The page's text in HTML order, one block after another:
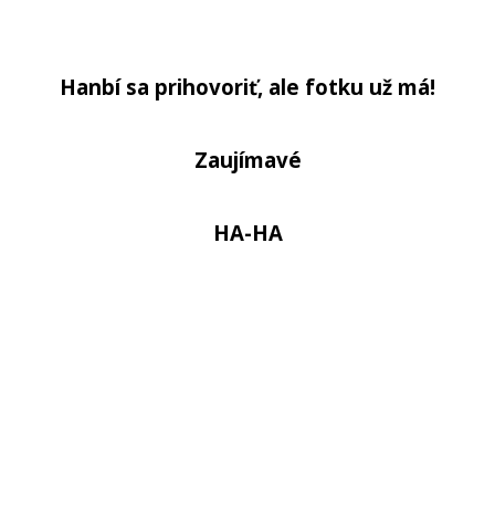
Hanbí sa prihovoriť, ale fotku už má!
Zaujímavé
HA-HA